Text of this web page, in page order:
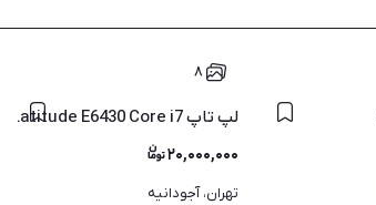
۸
لپ تاپ Dell Latitude E6430 Core i7 رم 16 SSD 256
۲۰,۰۰۰,۰۰۰
تهران، آجودانیه